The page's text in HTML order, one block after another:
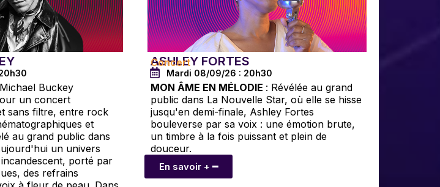
Buckey
un concert
sans filtre, entre rock
et
au grand public dans
un univers
porté par
des refrains
ASHLEY FORTES
Concert
Mardi 08/09/26 : 20h30
MON ÂME EN MÉLODIE : Révélée au grand
public dans La Nouvelle Star, où elle se hisse
jusqu'en demi-finale, Ashley Fortes
bouleverse par sa voix : une émotion brute,
un timbre à la fois puissant et plein de
douceur.
En savoir + ━